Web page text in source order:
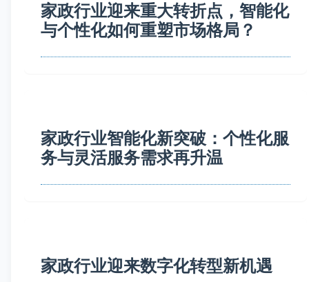
家政行业迎来重大转折点，智能化
与个性化如何重塑市场格局？
家政行业智能化新突破：个性化服
务与灵活服务需求再升温
家政行业迎来数字化转型新机遇